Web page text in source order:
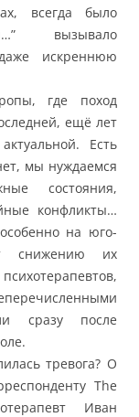
всегда было
вызывало
искреннюю
где поход
ещё лет
Есть
мы нуждаемся
состояния,
конфликты…
на юго-
снижению их
сразу после
тревога? О
The
Иван